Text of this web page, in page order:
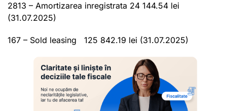
2813 – Amortizarea inregistrata 24 144.54 lei
(31.07.2025)
167 – Sold leasing 125 842.19 lei (31.07.2025)